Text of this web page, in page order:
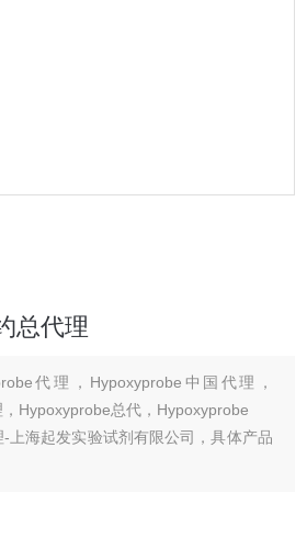
总代理
代理，Hypoxyprobe中国代理，
Hypoxyprobe总代，Hypoxyprobe
上海起发实验试剂有限公司，具体产品